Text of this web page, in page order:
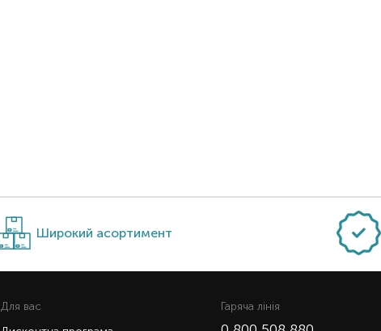
Широкий асортимент
Для вас
Гаряча лiнiя